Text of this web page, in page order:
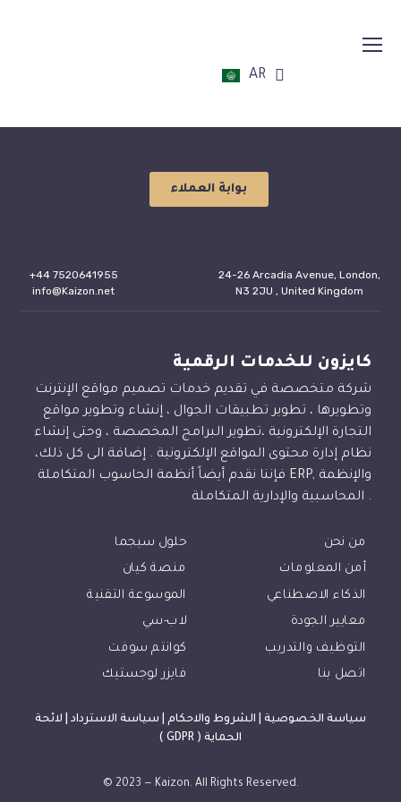
AR
EN
بوابة العملاء
+44 7520641955
info@Kaizon.net
24-26 Arcadia Avenue, London,
N3 2JU , United Kingdom
حلول سيجما
منصة كيان
الموسوعة التقنية
لاب-سي
كوانتم سوفت
فايزر لوجستيك
من نحن
أمن المعلومات
الذكاء الاصطناعي
معايير الجودة
التوظيف والتدريب
اتصل بنا
كايزون للخدمات الرقمية
شركة متخصصة في تقديم خدمات تصميم مواقع الإنترنت
وتطويرها ، تطوير تطبيقات الجوال ، إنشاء وتطوير مواقع
التجارة الإلكترونية ،تطوير البرامج المخصصة ، وحتى إنشاء
نظام إدارة محتوى المواقع الإلكترونية . إضافة الى كل ذلك،
فإننا نقدم أيضاً أنظمة الحاسوب المتكاملة ERP, والإنظمة
المحاسبية والإدارية المتكاملة .
سياسة الخصوصية الشروط والاحكام سياسة الاسترداد
لائحة
الحماية ( GDPR )
© 2023 — Kaizon. All Rights Reserved.